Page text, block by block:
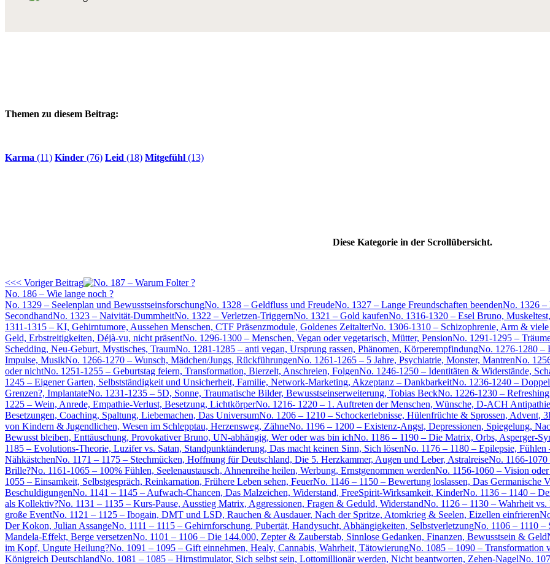
Themen zu diesem Beitrag:
Karma (11) Kinder (76) Leid (18) Mitgefühl (13)
Diese Kategorie in der Scrollübersicht.
<<< Voriger Beitrag
No. 186 – Wie lange noch ?
No. 1329 – Seelenplan und BewusstseinsforschungNo. 1328 – Geldfluss und FreudeNo. 1327 – Lange Freundschaften beendenNo. 1326 –
SecondhandNo. 1323 – Naivität-DummheitNo. 1322 – Verletzen-TriggernNo. 1321 – Gold kaufenNo. 1316-1320 – Esel Bruno,
1311-1315 – KI, Gehirntumore, Aussehen Menschen, CTF Präsenzmodule, Goldenes ZeitalterNo. 1306-1310 – Schizophrenie, Arm &
Geld, Erbstreitigkeiten, Déjà-vu, nicht präsentNo. 1296-1300 – Menschen, Vegan oder vegetarisch, Mütter, PensionNo. 1291-1295 –
Schedding, Neu-Geburt, Mystisches, TraumNo. 1281-1285 – anti vegan, Ursprung rassen, Phänomen, KörperempfindungNo. 1276-1280 –
Impulse, MusikNo. 1266-1270 – Wunsch, Mädchen/Jungs, RückführungenNo. 1261-1265 – 5 Jahre, Psychiatrie, Monster, MantrenNo.
oder nichtNo. 1251-1255 – Geburtstag feiern, Transformation, Bierzelt, Anschreien, FolgenNo. 1246-1250 – Identitäten & Widerstände,
1245 – Eigener Garten, Selbstständigkeit und Unsicherheit, Familie, Network-Marketing, Akzeptanz – DankbarkeitNo. 1236-1240 –
Grenzen?, ImplantateNo. 1231-1235 – 5D, Sonne, Traumatische Bilder, Bewusstseinserweiterung, Tobias BeckNo. 1226-1230 –
1225 – Wein, Anrede, Empathie-Verlust, Besetzung, LichtkörperNo. 1216- 1220 – 1. Auftreten der Menschen, Wünsche, D-ACH
Besetzungen, Coaching, Spaltung, Liebemachen, Das UniversumNo. 1206 – 1210 – Schockerlebnisse, Hülenfrüchte & Sprossen, Advent,
von Kindern & Jugendlichen, Wesen im Schlepptau, Herzensweg, ZähneNo. 1196 – 1200 – Existenz-Angst, Depressionen, Spiegelung,
Bewusst bleiben, Enttäuschung, Provokativer Bruno, UN-abhängig, Wer oder was bin ichNo. 1186 – 1190 – Die Matrix, Orbs, Asperger-
1185 – Evolutions-Theorie, Luzifer vs. Satan, Standpunktänderung, Das macht keinen Sinn, Sich lösenNo. 1176 – 1180 – Epilepsie,
NähkästchenNo. 1171 – 1175 – Stechmücken, Hoffnung für Deutschland, Die 5. Herzkammer, Augen und Leber, AstralreiseNo. 1166-1070
Brille?No. 1161-1065 – 100% Fühlen, Seelenaustausch, Ahnenreihe heilen, Werbung, Ernstgenommen werdenNo. 1156-1060 – Vision
1055 – Einsamkeit, Selbstgespräch, Reinkarnation, Frühere Leben sehen, FeuerNo. 1146 – 1150 – Bewertung loslassen, Das Germanische
BeschuldigungenNo. 1141 – 1145 – Aufwach-Chancen, Das Malzeichen, Widerstand, FreeSpirit-Wirksamkeit, KinderNo. 1136 – 1140 –
als Kollektiv?No. 1131 – 1135 – Kurs-Pause, Ausstieg Matrix, Aggressionen, Fragen & Geduld, WiderstandNo. 1126 – 1130 – Wahrheit
große EventNo. 1121 – 1125 – Ibogain, DMT und LSD, Rauchen & Ausdauer, Nach der Spritze, Atomkrieg & Seelen, Eizellen einfrieren
Der Kokon, Julian AssangeNo. 1111 – 1115 – Gehirnforschung, Pubertät, Handysucht, Abhängigkeiten, SelbstverletzungNo. 1106 – 1110
Mandela-Effekt, Berge versetzenNo. 1101 – 1106 – Die 144.000, Zepter & Zauberstab, Sinnlose Gedanken, Finanzen, Bewusstsein & Geld
im Kopf, Ungute Heilung?No. 1091 – 1095 – Gift einnehmen, Healy, Cannabis, Wahrheit, TätowierungNo. 1085 – 1090 – Transformation
Königreich DeutschlandNo. 1081 – 1085 – Hirnstimulator, Sich selbst sein, Lottomillionär werden, Nicht beantworten, Zehen-NagelNo.